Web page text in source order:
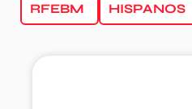
RFEBM HISPANOS